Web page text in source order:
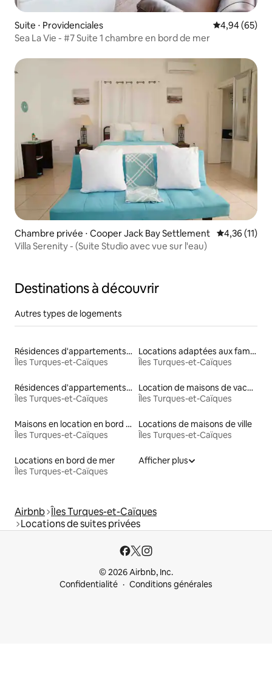
Suite ⋅ Providenciales Évaluation
4,94 (65)
Sea La Vie - #7 Suite 1 chambre en bord de mer
Chambre privée ⋅ Cooper Jack Bay Settlement Évaluation
4,36 (11)
Villa Serenity - (Suite Studio avec vue sur l'eau)
Destinations à découvrir
Autres types de logements
Résidences d'appartements en location
Îles Turques-et-Caïques
Locations adaptées aux familles
Îles Turques-et-Caïques
Résidences d'appartements en bord de mer
Îles Turques-et-Caïques
Location de maisons de vacances
Îles Turques-et-Caïques
Maisons en location en bord de mer
Îles Turques-et-Caïques
Locations de maisons de ville
Îles Turques-et-Caïques
Locations en bord de mer
Îles Turques-et-Caïques
Afficher plus
Airbnb Îles Turques-et-Caïques
Locations de suites privées
© 2026 Airbnb, Inc.
Confidentialité
Conditions générales